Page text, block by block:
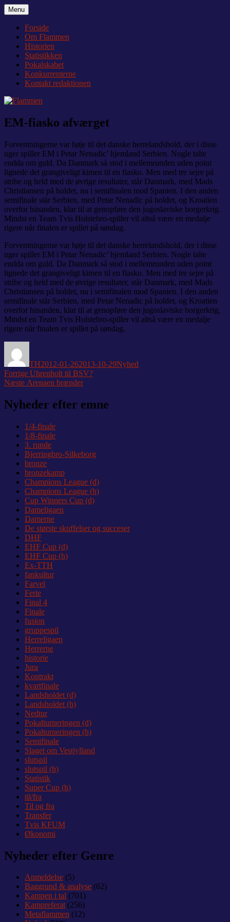
Videre
til
indhold
Flammen
Nyheder og debat om Team Tvis Holstebro
Menu
Forside
Om Flammen
Historien
Statistikken
Pokalskabet
Konkurrenterne
Kontakt redaktionen
EM-fiasko afværget
Forventningerne var høje til det danske herrelandshold, der i disse
uger spiller EM i Petar Nenadic’ hjemland Serbien. Nogle talte
endda om guld. Da Danmark så stod i mellemrunden uden point
lignede det grangiveligt kimen til en fiasko. Men med tre sejre på
stribe og held med de øvrige resultater, står Danmark, med Mads
Christiansen på holdet, nu i semifinalen mod Spanien. I den anden
semifinale står Serbien, med Petar Nenadic på holdet, og Kroatien
overfor hinanden, klar til at genopføre den jugoslaviske borgerkrig.
Mindst en Team Tvis Holstebro-spiller vil altså være en medalje
rigere når finalen er spillet på søndag.
Forventningerne var høje til det danske herrelandshold, der i disse
uger spiller EM i Petar Nenadic’ hjemland Serbien. Nogle talte
endda om guld. Da Danmark så stod i mellemrunden uden point
lignede det grangiveligt kimen til en fiasko. Men med tre sejre på
stribe og held med de øvrige resultater, står Danmark, med Mads
Christiansen på holdet, nu i semifinalen mod Spanien. I den anden
semifinale står Serbien, med Petar Nenadic på holdet, og Kroatien
overfor hinanden, klar til at genopføre den jugoslaviske borgerkrig.
Mindst en Team Tvis Holstebro-spiller vil altså være en medalje
rigere når finalen er spillet på søndag.
TH2012-01-262013-10-29Nyhed
Indlægsnavigation
Forrige Forrige
indlæg:
Uhrenholt til BSV?
Næste Næste
Arenaen brænder
Nyheder efter emne
1/4-finale
1/8-finale
3. runde
Bjerringbro-Silkeborg
bronze
bronzekamp
Champions League (d)
Champions League (h)
Cup Winners Cup (d)
Dameligaen
Damerne
De største skuffelser og succeser
DHF
EHF Cup (d)
EHF Cup (h)
Ex-TTH
fankultur
Farvel
Ferie
Final 4
Finale
fusion
gruppespil
Herreligaen
Herrerne
historie
Jura
Kontrakt
kvartfinale
Landsholdet (d)
Landsholdet (h)
Nedtur
Pokalturneringen (d)
Pokalturneringen (h)
Semifinale
Slaget om Vestjylland
slutspil
slutspil (h)
Statistik
Super Cup (h)
til/fra
Til og fra
Transfer
Tvis KFUM
Økonomi
Nyheder efter Genre
Anmeldelse (5)
Baggrund & analyse (62)
Kampen i tal (701)
Kampreferat(256)
Metaflammen (12)